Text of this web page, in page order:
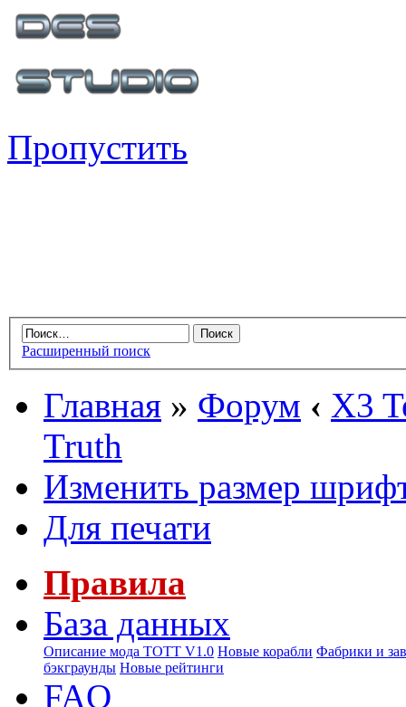
Пропустить
Расширенный поиск
Главная » Форум ‹ X3
Truth
Изменить размер
Для печати
Правила
База данных
Описание мода ТОТТ V1.0 Новые корабли Фабрики и
бэкграунды Новые рейтинги
FAQ